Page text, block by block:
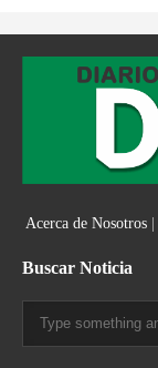
Acerca de Nosotros|
Buscar Noticia